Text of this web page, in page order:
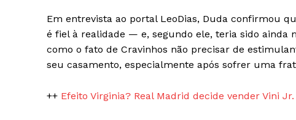
Em entrevista ao portal LeoDias, Duda confirmou
é fiel à realidade — e, segundo ele, teria sido ainda
como o fato de Cravinhos não precisar de
seu casamento, especialmente após sofrer uma
++ Efeito Virginia? Real Madrid decide vender Vini